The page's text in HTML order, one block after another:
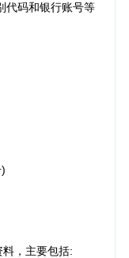
代码和银行账号等
，主要包括: